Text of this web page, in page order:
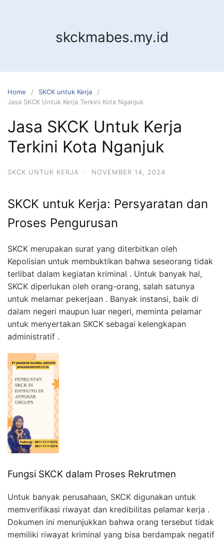
skckmabes.my.id
Home
SKCK untuk Kerja
Jasa SKCK Untuk Kerja Terkini Kota Nganjuk
Jasa SKCK Untuk Kerja
Terkini Kota Nganjuk
SKCK UNTUK KERJA · NOVEMBER 14, 2024
SKCK untuk Kerja: Persyaratan dan
Proses Pengurusan
SKCK merupakan surat yang diterbitkan oleh
Kepolisian untuk membuktikan bahwa seseorang tidak
terlibat dalam kegiatan kriminal . Untuk banyak hal,
SKCK diperlukan oleh orang-orang, salah satunya
untuk melamar pekerjaan . Banyak instansi, baik di
dalam negeri maupun luar negeri, meminta pelamar
untuk menyertakan SKCK sebagai kelengkapan
administratif .
Fungsi SKCK dalam Proses Rekrutmen
Untuk banyak perusahaan, SKCK digunakan untuk
memverifikasi riwayat dan kredibilitas pelamar kerja .
Dokumen ini menunjukkan bahwa orang tersebut tidak
memiliki riwayat kriminal yang bisa berdampak negatif